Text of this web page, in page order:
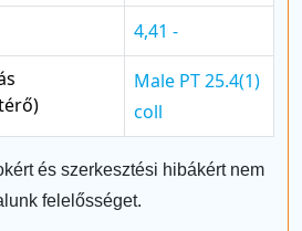
4,41 -
Male PT 25.4(1)
coll
és szerkesztési hibákért nem
felelősséget.